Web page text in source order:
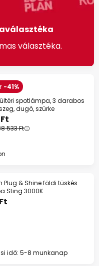
választéka.
-41%
spotlámpa, 3 darabos
dugó, szürke
533 Ft
Plug & Shine földi tüskés
Sting 3000K
idő: 5-8 munkanap